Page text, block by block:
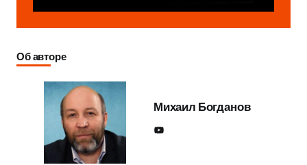
Об авторе
Михаил Богданов
YouTube